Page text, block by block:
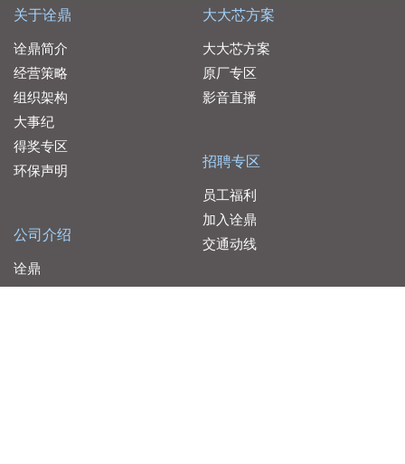
关于诠鼎
诠鼎简介
经营策略
组织架构
大事纪
得奖专区
环保声明
公司介绍
诠鼎
大大芯方案
大大芯方案
原厂专区
影音直播
招聘专区
员工福利
加入诠鼎
交通动线